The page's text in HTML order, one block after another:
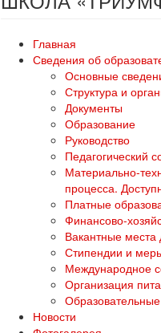
Главная
Сведения об
Основные
Структура и
Документы
Образование
Руководство
Педагогический
Материально-
процесса.
Платные
Финансово-
Вакантные
Стипендии и
Международное
Организация
Новости